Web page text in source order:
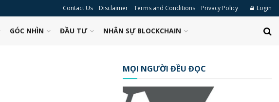
Contact Us Disclaimer Terms and Conditions Privacy Policy Login
GÓC NHÌN ĐẦU TƯ NHÂN SỰ BLOCKCHAIN
MỌI NGƯỜI ĐỀU ĐỌC